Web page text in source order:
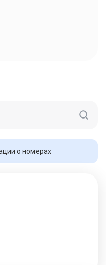
о номерах